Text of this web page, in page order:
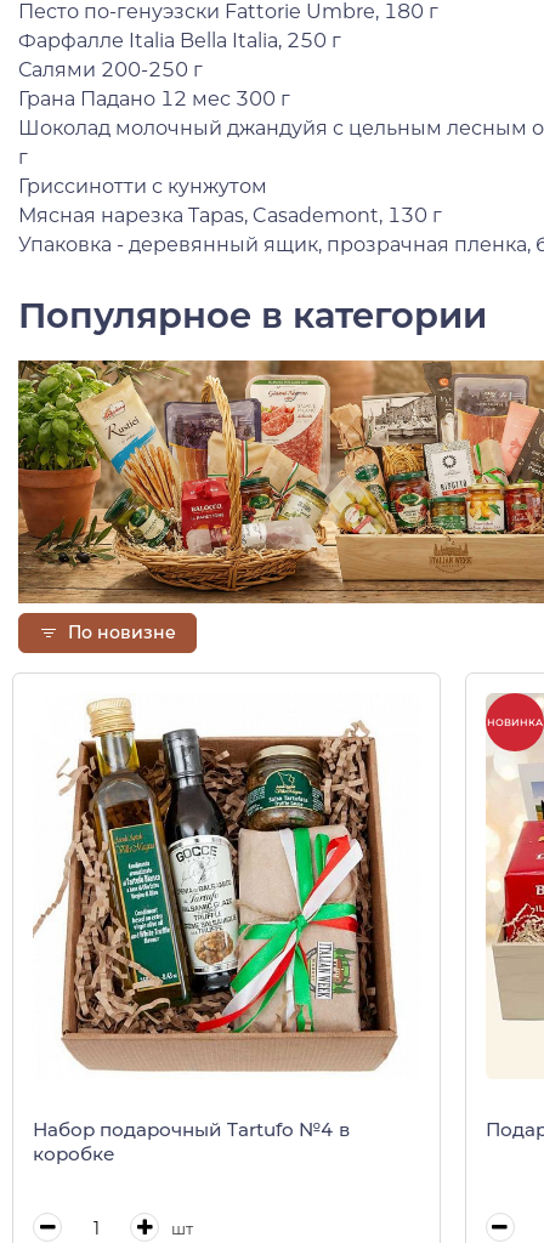
Песто по-генуэзски Fattorie Umbre, 180 г
Фарфалле Italia Bella Italia, 250 г
Салями 200-250 г
Грана Падано 12 мес 300 г
Шоколад молочный джандуйя с цельным лесным
г
Гриссинотти с кунжутом
Мясная нарезка Tapas, Casademont, 130 г
Упаковка - деревянный ящик, прозрачная пленка,
Популярное в категории
По новизне
Набор подарочный Tartufo №4 в
коробке
шт
НОВИНКА